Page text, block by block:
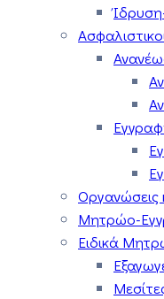
Οργανώσεις
Μητρώο-
Ειδικά